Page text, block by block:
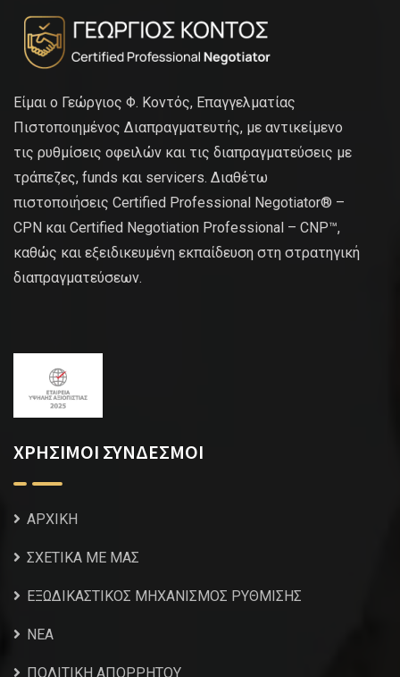
Είμαι ο Γεώργιος Φ. Κοντός, Επαγγελματίας
Πιστοποιημένος Διαπραγματευτής, με αντικείμενο
τις ρυθμίσεις οφειλών και τις διαπραγματεύσεις με
τράπεζες, funds και servicers. Διαθέτω
πιστοποιήσεις Certified Professional Negotiator® –
CPN και Certified Negotiation Professional – CNP™,
καθώς και εξειδικευμένη εκπαίδευση στη στρατηγική
διαπραγματεύσεων.
ΧΡΗΣΙΜΟΙ ΣΥΝΔΕΣΜΟΙ
ΑΡΧΙΚΗ
ΣΧΕΤΙΚΑ ΜΕ ΜΑΣ
ΕΞΩΔΙΚΑΣΤΙΚΟΣ ΜΗΧΑΝΙΣΜΟΣ ΡΥΘΜΙΣΗΣ
NEA
ΠΟΛΙΤΙΚΗ ΑΠΟΡΡΗΤΟΥ